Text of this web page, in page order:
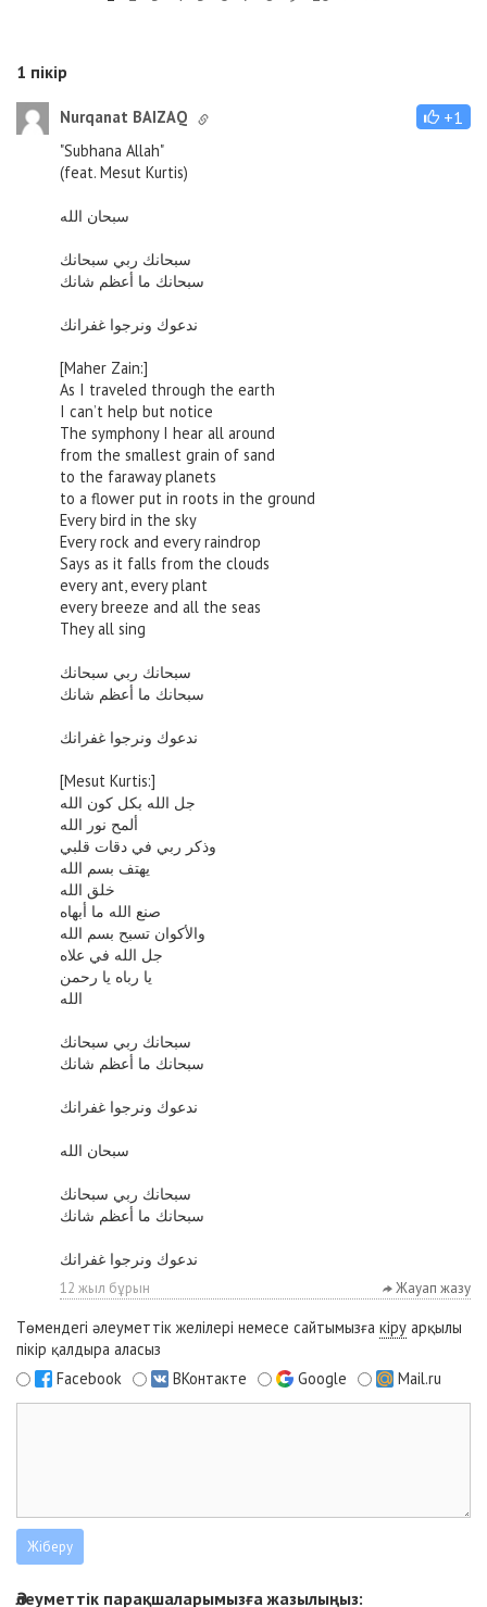
1 пікір
Nurqanat BAIZAQ +1
"Subhana Allah"
(feat. Mesut Kurtis)
سبحان الله
سبحانك ربي سبحانك
سبحانك ما أعظم شانك
ندعوك ونرجوا غفرانك
[Maher Zain:]
As I traveled through the earth
I can’t help but notice
The symphony I hear all around
from the smallest grain of sand
to the faraway planets
to a flower put in roots in the ground
Every bird in the sky
Every rock and every raindrop
Says as it falls from the clouds
every ant, every plant
every breeze and all the seas
They all sing
سبحانك ربي سبحانك
سبحانك ما أعظم شانك
ندعوك ونرجوا غفرانك
[Mesut Kurtis:]
جل الله بكل كون الله
ألمح نور الله
وذكر ربي في دقات قلبي
يهتف بسم الله
خلق الله
صنع الله ما أبهاه
والأكوان تسبح بسم الله
جل الله في علاه
يا رباه يا رحمن
الله
سبحانك ربي سبحانك
سبحانك ما أعظم شانك
ندعوك ونرجوا غفرانك
سبحان الله
سبحانك ربي سبحانك
سبحانك ما أعظم شانك
ندعوك ونرجوا غفرانك
12 жыл бұрын Жауап жазу
Төмендегі әлеуметтік желілері немесе сайтымызға кіру арқылы
пікір қалдыра аласыз
Facebook
ВКонтакте Google Mail.ru
Әлеуметтік парақшаларымызға жазылыңыз: